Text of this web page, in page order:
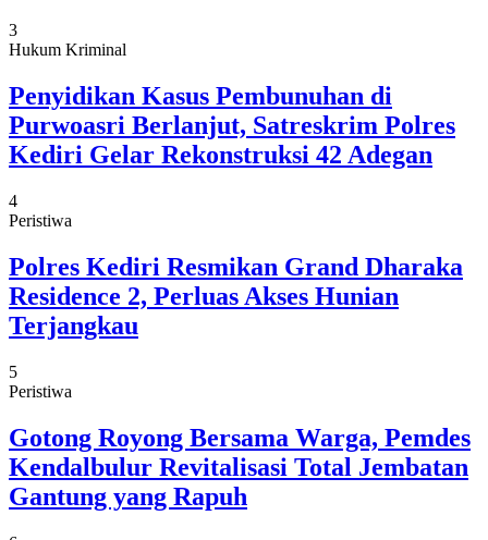
3
Hukum Kriminal
Penyidikan Kasus Pembunuhan di
Purwoasri Berlanjut, Satreskrim Polres
Kediri Gelar Rekonstruksi 42 Adegan
4
Peristiwa
Polres Kediri Resmikan Grand Dharaka
Residence 2, Perluas Akses Hunian
Terjangkau
5
Peristiwa
Gotong Royong Bersama Warga, Pemdes
Kendalbulur Revitalisasi Total Jembatan
Gantung yang Rapuh